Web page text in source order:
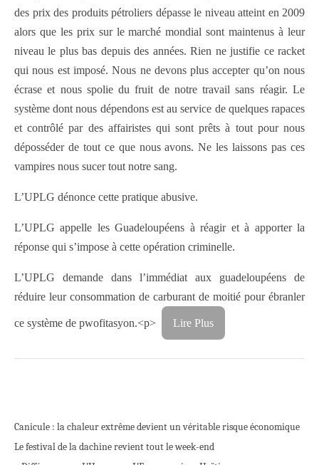
des prix des produits pétroliers dépasse le niveau atteint en 2009
alors que les prix sur le marché mondial sont maintenus à leur
niveau le plus bas depuis des années. Rien ne justifie ce racket
qui nous est imposé. Nous ne devons plus accepter qu’on nous
écrase et nous spolie du fruit de notre travail sans réagir. Le
système dont nous dépendons est au service de quelques rapaces
et contrôlé par des affairistes qui sont prêts à tout pour nous
déposséder de tout ce que nous avons. Ne les laissons pas ces
vampires nous sucer tout notre sang.
L’UPLG dénonce cette pratique abusive.
L’UPLG appelle les Guadeloupéens à réagir et à apporter la
réponse qui s’impose à cette opération criminelle.
L’UPLG demande dans l’immédiat aux guadeloupéens de
réduire leur consommation de carburant de moitié pour ébranler
ce système de pwofitasyon.<p> Lire Plus
Canicule : la chaleur extrême devient un véritable risque économique
Le festival de la dachine revient tout le week-end